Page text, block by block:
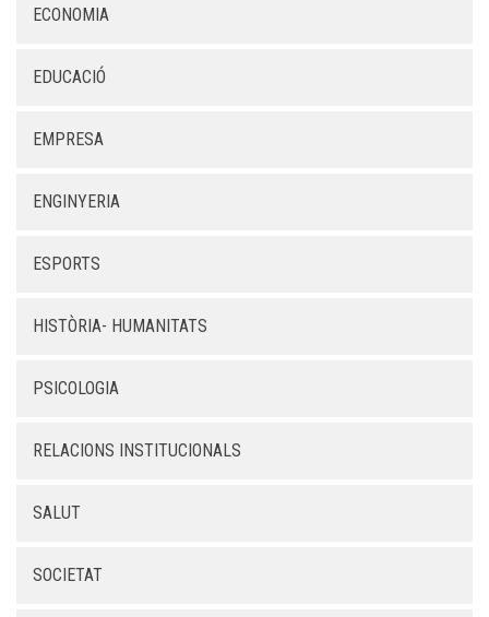
ECONOMIA
EDUCACIÓ
EMPRESA
ENGINYERIA
ESPORTS
HISTÒRIA- HUMANITATS
PSICOLOGIA
RELACIONS INSTITUCIONALS
SALUT
SOCIETAT